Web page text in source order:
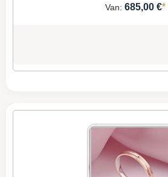
Van: 685,00 €*